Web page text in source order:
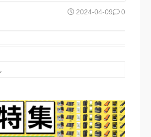
2024-04-09 0